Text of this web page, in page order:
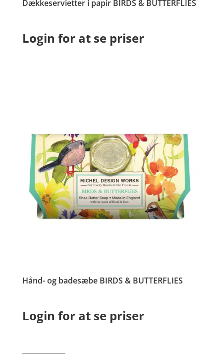
Dækkeservietter i papir BIRDS & BUTTERFLIES
Login for at se priser
Hånd- og badesæbe BIRDS & BUTTERFLIES
Login for at se priser